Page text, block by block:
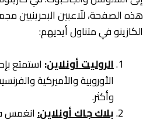
هذه الصفحة، للّاعبين البحرينيين
الكازينو في متناول أيديهم:
الروليت أونلاين: استمتع
الأوروبية والأميركية
وأكثر.
بلاك جاكأونلاين:انغمس